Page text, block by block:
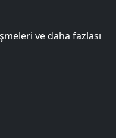
ve daha fazlası